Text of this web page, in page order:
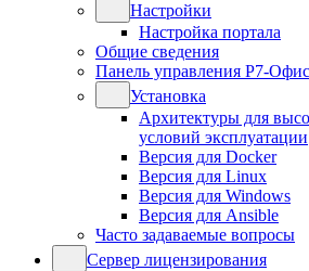
Настройки
Настройка портала
Общие сведения
Панель управления Р7-Офис
Установка
Архитектуры для
условий эксплуатации
Версия для Docker
Версия для Linux
Версия для Windows
Версия для Ansible
Часто задаваемые вопросы
Сервер лицензирования